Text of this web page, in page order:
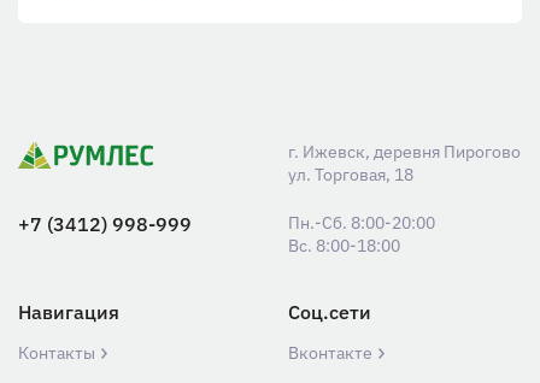
г. Ижевск, деревня Пирогово
ул. Торговая, 18
+7 (3412) 998-999
Пн.-Сб. 8:00-20:00
Вс. 8:00-18:00
Навигация
Контакты
Соц.сети
Вконтакте